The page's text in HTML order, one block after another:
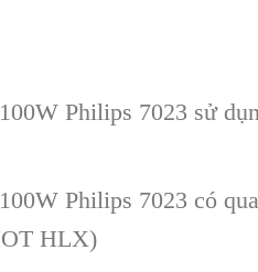
Philips 7023 sử
Philips 7023 có
HLX)